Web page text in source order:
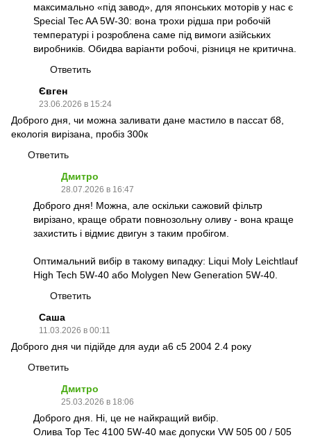
максимально «під завод», для японських моторів у нас є
Special Tec AA 5W-30: вона трохи рідша при робочій
температурі і розроблена саме під вимоги азійських
виробників. Обидва варіанти робочі, різниця не критична.
Ответить
Євген
23.06.2026 в 15:24
Доброго дня, чи можна заливати дане мастило в пассат б8,
екологія вирізана, пробіз 300к
Ответить
Дмитро
28.07.2026 в 16:47
Доброго дня! Можна, але оскільки сажовий фільтр
вирізано, краще обрати повнозольну оливу - вона краще
захистить і відмиє двигун з таким пробігом.
Оптимальний вибір в такому випадку: Liqui Moly Leichtlauf
High Tech 5W-40 або Molygen New Generation 5W-40.
Ответить
Cаша
11.03.2026 в 00:11
Доброго дня чи підійде для ауди а6 с5 2004 2.4 року
Ответить
Дмитро
25.03.2026 в 18:06
Доброго дня. Ні, це не найкращий вибір.
Олива Top Tec 4100 5W-40 має допуски VW 505 00 / 505